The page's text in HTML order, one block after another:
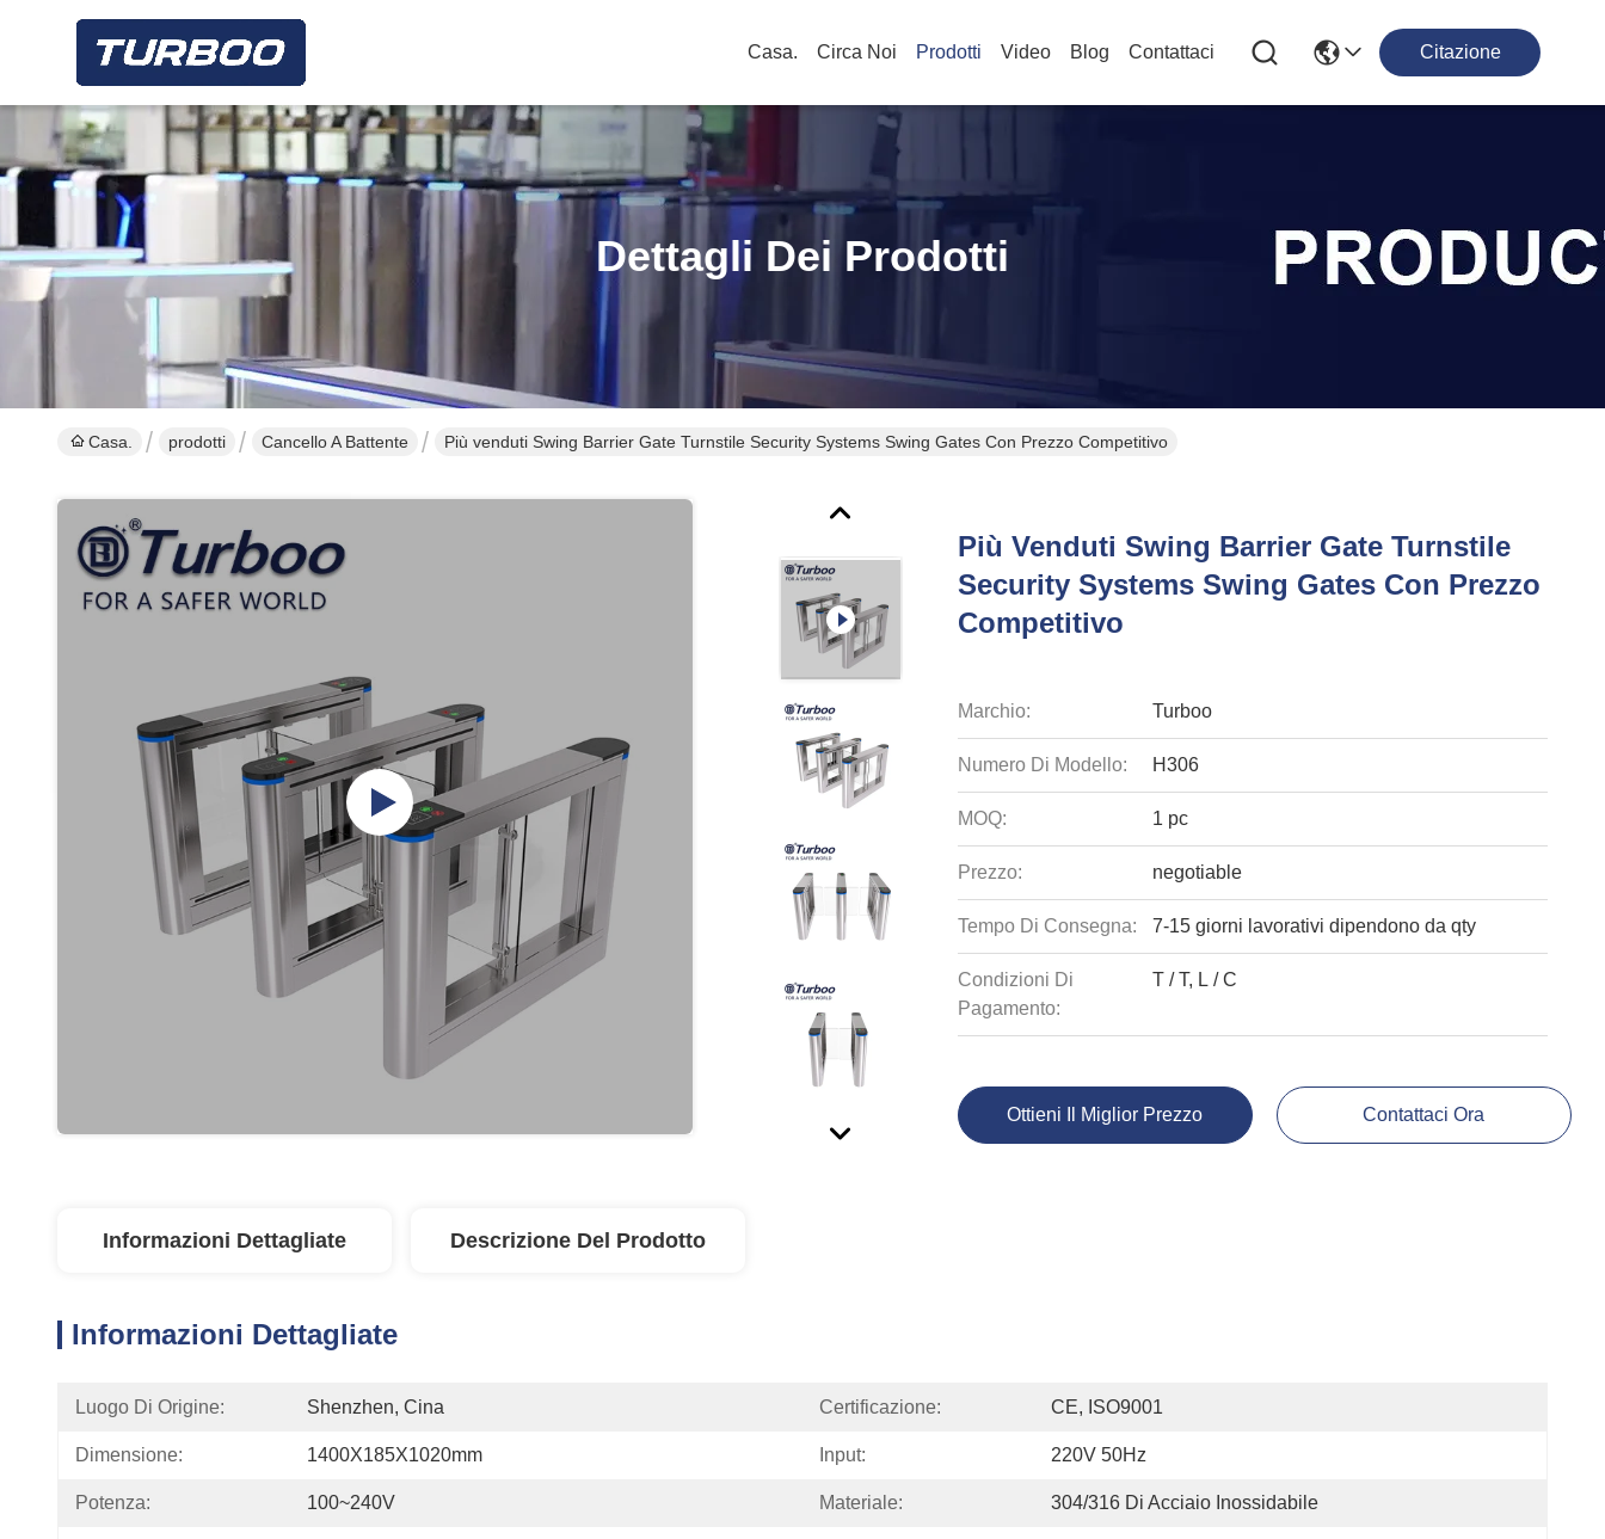
Casa. Circa Noi Prodotti Video Blog Contattaci Citazione
Dettagli Dei Prodotti
Casa. prodotti Cancello A Battente Più venduti Swing Barrier Gate Turnstile Security Systems Swing Gates Con Prezzo Competitivo
Più Venduti Swing Barrier Gate Turnstile
Security Systems Swing Gates Con Prezzo
Competitivo
Marchio: Turboo
Numero Di Modello: H306
MOQ: 1 pc
Prezzo: negotiable
Tempo Di Consegna: 7-15 giorni lavorativi dipendono da qty
Condizioni Di
Pagamento:
T / T, L / C
Ottieni Il Miglior Prezzo Contattaci Ora
Informazioni Dettagliate Descrizione Del Prodotto
Informazioni Dettagliate
Luogo Di Origine: Shenzhen, Cina Certificazione: CE, ISO9001
Dimensione: 1400X185X1020mm Input: 220V 50Hz
Potenza: 100~240V Materiale: 304/316 Di Acciaio Inossidabile